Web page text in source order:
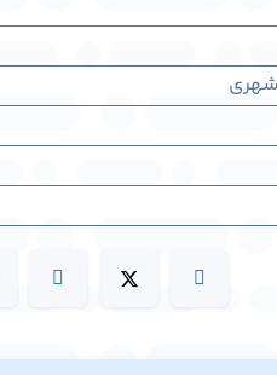
شهری